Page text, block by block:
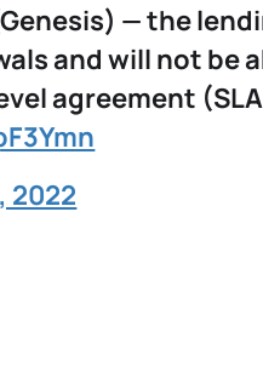
— the
and will not be
agreement
2022